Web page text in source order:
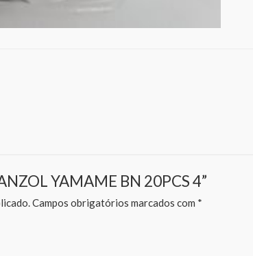
YAMAME BN 20PCS 4”
Campos obrigatórios marcados com *